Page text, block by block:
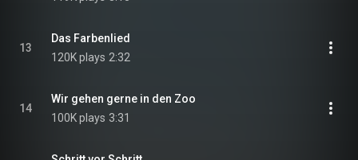
13
Das Farbenlied
120K plays 2:32
14
Wir gehen gerne in den Zoo
100K plays 3:31